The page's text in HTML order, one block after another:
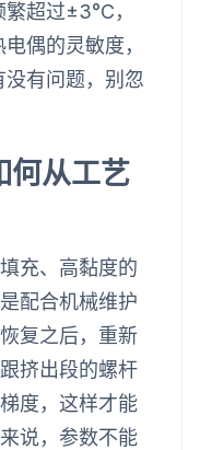
超过±3°C，
偶的灵敏度，
有问题，别忽
何从工艺
充、高黏度的
配合机械维护
复之后，重新
挤出段的螺杆
度，这样才能
说，参数不能